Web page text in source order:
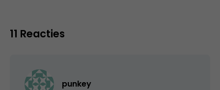
11 Reacties
punkey